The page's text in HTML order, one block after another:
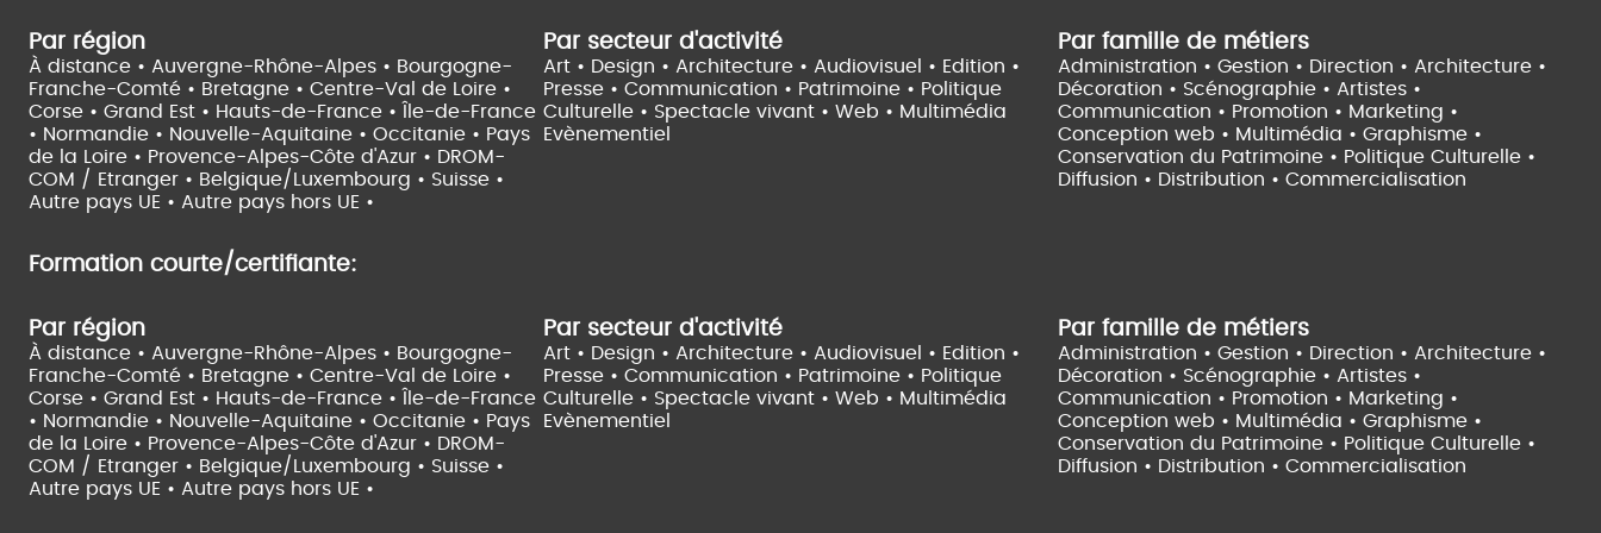
Par région
À distance • Auvergne-Rhône-Alpes • Bourgogne-
Franche-Comté • Bretagne • Centre-Val de Loire •
Corse • Grand Est • Hauts-de-France •
Île-de-France
• Normandie • Nouvelle-Aquitaine • Occitanie • Pays
de la Loire • Provence-Alpes-Côte d'Azur • DROM-
COM / Etranger • Belgique/Luxembourg • Suisse •
Autre pays UE • Autre pays hors UE •
Par secteur d'activité
Art • Design • Architecture • Audiovisuel • Edition •
Presse • Communication • Patrimoine • Politique
Culturelle • Spectacle vivant • Web • Multimédia
Evènementiel
Par famille de métiers
Administration • Gestion • Direction • Architecture •
Décoration • Scénographie • Artistes •
Communication • Promotion • Marketing •
Conception web • Multimédia • Graphisme •
Conservation du Patrimoine • Politique Culturelle •
Diffusion • Distribution • Commercialisation
Formation courte/certifiante:
Par région
À distance • Auvergne-Rhône-Alpes • Bourgogne-
Franche-Comté • Bretagne • Centre-Val de Loire •
Corse • Grand Est • Hauts-de-France •
Île-de-France
• Normandie • Nouvelle-Aquitaine • Occitanie • Pays
de la Loire • Provence-Alpes-Côte d'Azur • DROM-
COM / Etranger • Belgique/Luxembourg • Suisse •
Autre pays UE • Autre pays hors UE •
Par secteur d'activité
Art • Design • Architecture • Audiovisuel • Edition •
Presse • Communication • Patrimoine • Politique
Culturelle • Spectacle vivant • Web • Multimédia
Evènementiel
Par famille de métiers
Administration • Gestion • Direction • Architecture •
Décoration • Scénographie • Artistes •
Communication • Promotion • Marketing •
Conception web • Multimédia • Graphisme •
Conservation du Patrimoine • Politique Culturelle •
Diffusion • Distribution • Commercialisation